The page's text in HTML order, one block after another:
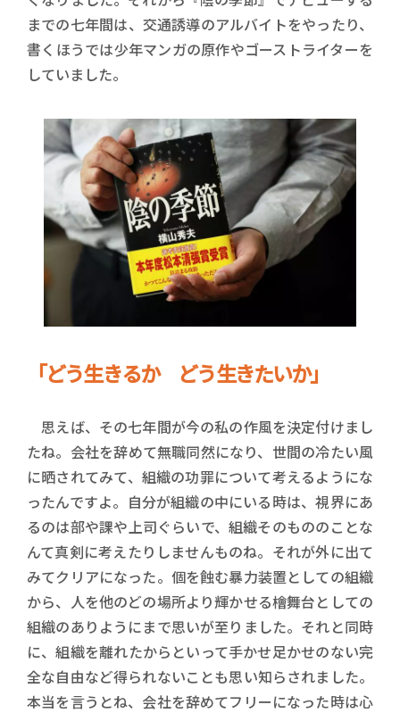
までの七年間は、交通誘導のアルバイトをやったり、
書くほうでは少年マンガの原作やゴーストライターを
していました。
「どう生きるか どう生きたいか」
思えば、その七年間が今の私の作風を決定付けまし
たね。会社を辞めて無職同然になり、世間の冷たい風
に晒されてみて、組織の功罪について考えるようにな
ったんですよ。自分が組織の中にいる時は、視界にあ
るのは部や課や上司ぐらいで、組織そのもののことな
んて真剣に考えたりしませんものね。それが外に出て
みてクリアになった。個を蝕む暴力装置としての組織
から、人を他のどの場所より輝かせる檜舞台としての
組織のありようにまで思いが至りました。それと同時
に、組織を離れたからといって手かせ足かせのない完
全な自由など得られないことも思い知らされました。
本当を言うとね、会社を辞めてフリーになった時は心